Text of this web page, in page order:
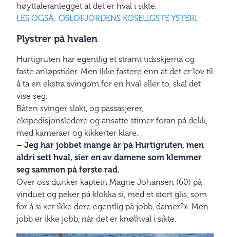
høyttaleranlegget at det er hval i sikte.
LES OGSÅ: OSLOFJORDENS KOSELIGSTE YSTERI
Plystrer på hvalen
Hurtigruten har egentlig et stramt tidsskjema og
faste anløpstider. Men ikke fastere enn at det er lov til
å ta en ekstra svingom for en hval eller to, skal det
vise seg.
Båten svinger slakt, og passasjerer,
ekspedisjonsledere og ansatte stimer foran på dekk,
med kameraer og kikkerter klare.
– Jeg har jobbet mange år på Hurtigruten, men
aldri sett hval, sier en av damene som klemmer
seg sammen på første rad.
Over oss dunker kaptein Magne Johansen (60) på
vinduet og peker på klokka si, med et stort glis, som
for å si «er ikke dere egentlig på jobb, damer?». Men
jobb er ikke jobb, når det er knølhval i sikte.